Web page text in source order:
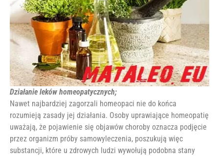
Działanie leków homeopatycznych;
Nawet najbardziej zagorzali homeopaci nie do końca
rozumieją zasady jej działania. Osoby uprawiające homeopatię
uważają, że pojawienie się objawów choroby oznacza podjęcie
przez organizm próby samowyleczenia, poszukują więc
substancji, które u zdrowych ludzi wywołują podobna stany